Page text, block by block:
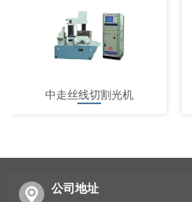
中走丝线切割光机
公司地址